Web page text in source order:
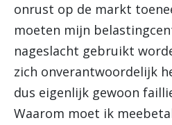
onrust op de markt
moeten mijn
nageslacht gebruikt
zich onverantwoordelijk
dus eigenlijk gewoon
Waarom moet ik